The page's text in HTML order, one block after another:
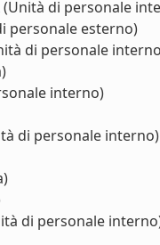
(Unità di personale
personale esterno)
di personale
interno)
di personale interno)
di personale